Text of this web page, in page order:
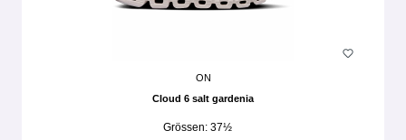
ON
Cloud 6 salt gardenia
Grössen: 37½